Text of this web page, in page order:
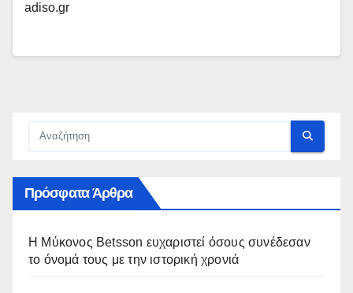
adiso.gr
Πρόσφατα Άρθρα
Η Μύκονος Betsson ευχαριστεί όσους συνέδεσαν
το όνομά τους με την ιστορική χρονιά